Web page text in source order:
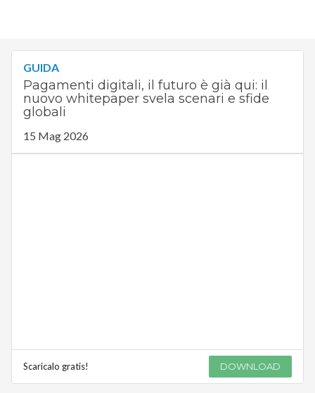
GUIDA
Pagamenti digitali, il futuro è già qui: il
nuovo whitepaper svela scenari e sfide
globali
15 Mag 2026
Scaricalo gratis! DOWNLOAD